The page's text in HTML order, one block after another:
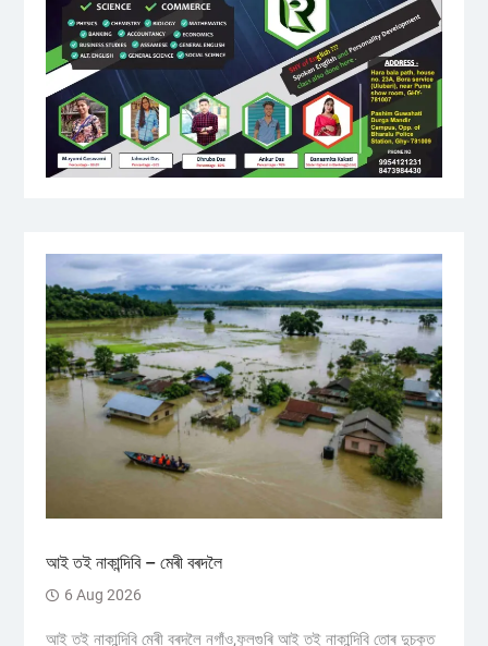
আই তই নাকান্দিবি – মেৰী বৰদলৈ
6 Aug 2026
আই তই নাকান্দিবি মেৰী বৰদলৈ নগাঁও,ফুলগুৰি আই তই নাকান্দিবি তোৰ দুচকুত